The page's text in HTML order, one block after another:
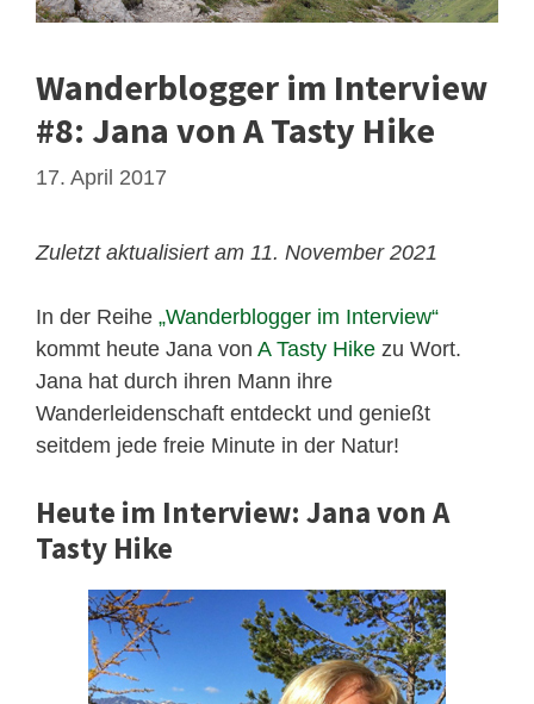
Wanderblogger im Interview
#8: Jana von A Tasty Hike
17. April 2017
Zuletzt aktualisiert am 11. November 2021
In der Reihe „Wanderblogger im Interview“
kommt heute Jana von A Tasty Hike zu Wort.
Jana hat durch ihren Mann ihre
Wanderleidenschaft entdeckt und genießt
seitdem jede freie Minute in der Natur!
Heute im Interview: Jana von A
Tasty Hike